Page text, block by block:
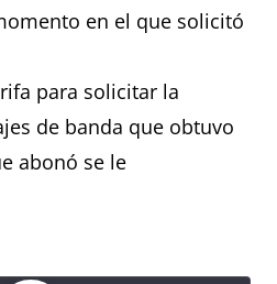
en el que solicitó
para solicitar la
de banda que obtuvo
abonó se le